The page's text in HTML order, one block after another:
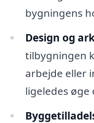
bygningens
Design og
tilbygningen
arbejde eller
ligeledes